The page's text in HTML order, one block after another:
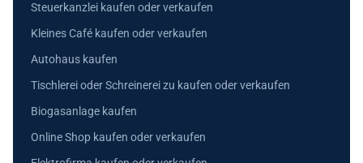
Steuerkanzlei kaufen oder verkaufen
Kleines Café kaufen oder verkaufen
Autohaus kaufen
Tischlerei oder Schreinerei zu kaufen oder verkaufen
Biogasanlage kaufen
Online Shop kaufen oder verkaufen